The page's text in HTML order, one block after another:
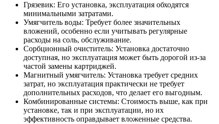
Грязевик: Его установка, эксплуатация обходятся
минимальными затратами.
Умягчитель воды: Требует более значительных
вложений, особенно если учитывать регулярные
расходы на соль, обслуживание.
Сорбционный очиститель: Установка достаточно
доступная, но эксплуатация может быть дорогой из-за
частой замены картриджей.
Магнитный умягчитель: Установка требует средних
затрат, но эксплуатация практически не требует
дополнительных расходов, что делает его выгодным.
Комбинированные системы: Стоимость выше, как при
установке, так и при эксплуатации, но их
эффективность оправдывает вложенные средства.